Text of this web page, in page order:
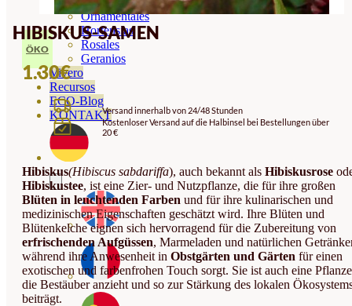
Ornamentales
Hortensias
Rosales
Geranios
Vivero
Recursos
ECO-Blog
KONTAKT
HIBISKUS-SAMEN
ÖKO
1.30€
Versand innerhalb von 24/48 Stunden
Kostenloser Versand auf die Halbinsel bei Bestellungen über
20 €
Hibiskus(Hibiscus sabdariffa), auch bekannt als Hibiskusrose
Hibiskustee, ist eine Zier- und Nutzpflanze, die für ihre großen
Blüten in leuchtenden Farben und für ihre kulinarischen und
medizinischen Eigenschaften geschätzt wird. Ihre Blüten und
Blütenkelche eignen sich hervorragend für die Zubereitung von
erfrischenden Aufgüssen, Marmeladen und natürlichen
während ihre Anwesenheit in Obstgärten und Gärten für einen
exotischen und farbenfrohen Touch sorgt. Sie ist auch eine
die Bestäuber anzieht und so zur Stärkung des lokalen
beiträgt.